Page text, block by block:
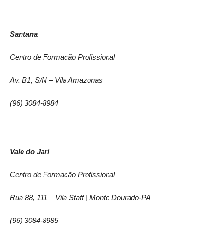
Santana
Centro de Formação Profissional
Av. B1, S/N – Vila Amazonas
(96) 3084-8984
Vale do Jari
Centro de Formação Profissional
Rua 88, 111 – Vila Staff | Monte Dourado-PA
(96) 3084-8985